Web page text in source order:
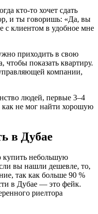
кто-то хочет сдать
и ты говоришь: «Да, вы
с клиентом в удобное мне
приходить в свою
чтобы показать квартиру.
компании,
людей, первые 3–4
как не мог найти хорошую
в Дубае
купить небольшую
вы нашли дешевле, то,
так как больше 90 %
в Дубае — это фейк.
риелтора